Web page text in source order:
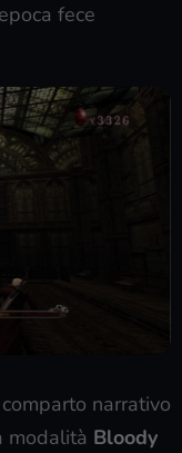
fece
narrativo
modalità Bloody